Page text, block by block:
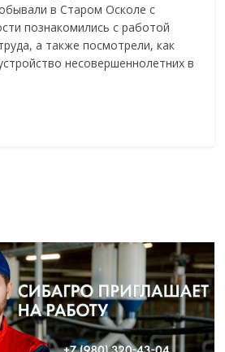
в Старом Осколе с
познакомились с работой
а также посмотрели, как
несовершеннолетних в